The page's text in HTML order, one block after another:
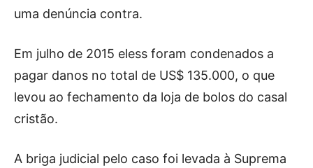
uma denúncia contra.
Em julho de 2015 eless foram condenados a
pagar danos no total de US$ 135.000, o que
levou ao fechamento da loja de bolos do casal
cristão.
A briga judicial pelo caso foi levada à Suprema